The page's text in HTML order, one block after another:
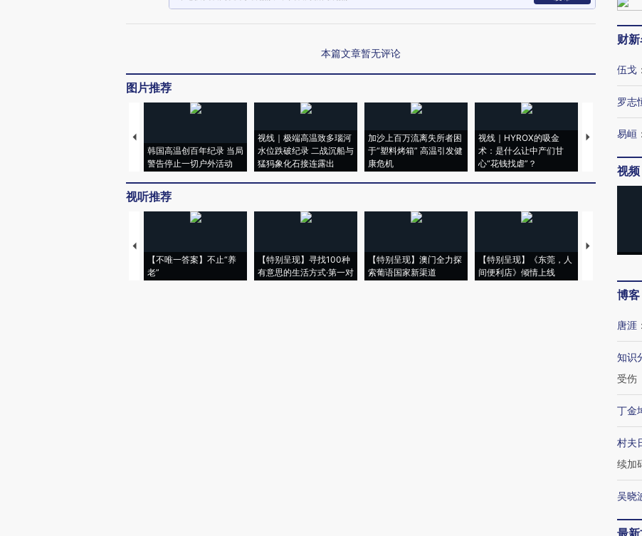
本篇文章暂无评论
图片推荐
韩国高温创百年纪录 当局
警告停止一切户外活动
视线｜极端高温致多瑙河
水位跌破纪录 二战沉船与
猛犸象化石接连露出
加沙上百万流离失所者困
于“塑料烤箱” 高温引发健
康危机
视线｜HYROX的吸金
术：是什么让中产们甘
心“花钱找虐”？
马航飞行员
视听推荐
【不唯一答案】不止“养
老”
【特别呈现】寻找100种
有意思的生活方式·第一对
【特别呈现】澳门全力探
索葡语国家新渠道
【特别呈现】《东莞，人
间便利店》倾情上线
【推广】走进
财
伍戈
罗志
易峘
视频
博客
唐涯 ：
知识
受伤
丁金
村夫
续加
吴晓
最